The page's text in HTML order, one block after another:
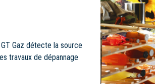
Gaz détecte la source
travaux de dépannage